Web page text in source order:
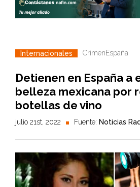
Internacionales CrimenEspaña
Detienen en España a
belleza mexicana por
botellas de vino
julio 21st, 2022 Fuente: Noticias